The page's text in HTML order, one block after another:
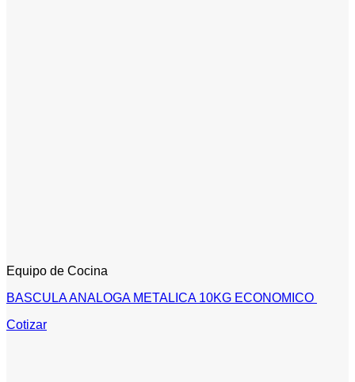
Equipo de Cocina
BASCULA ANALOGA METALICA 10KG ECONOMICO
Cotizar